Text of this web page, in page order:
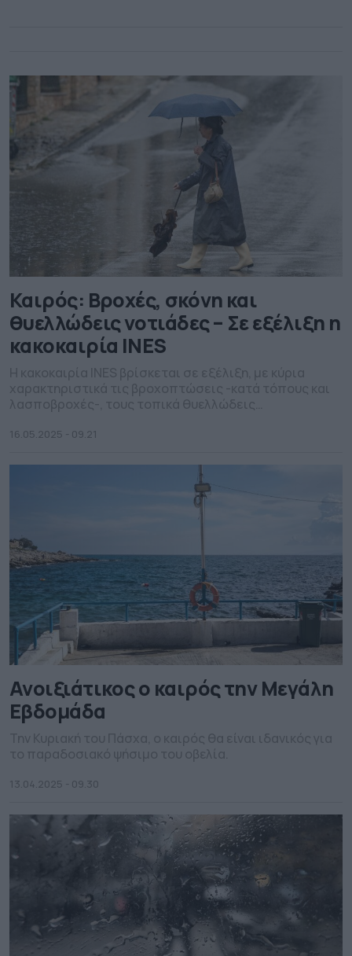
Καιρός: Βροχές, σκόνη και
θυελλώδεις νοτιάδες – Σε εξέλιξη η
κακοκαιρία INES
αφρικανικής σκόνης στα νότια της χώρας.
16.05.2025 - 09.21
Ανοιξιάτικος ο καιρός την Μεγάλη
Εβδομάδα
13.04.2025 - 09.30